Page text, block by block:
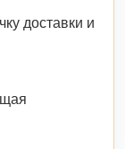
доставки и